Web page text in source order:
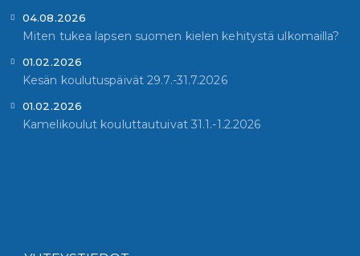
04.08.2026
Miten tukea lapsen suomen kielen kehitystä ulkomailla?
01.02.2026
Kesän koulutuspäivät 29.7.-31.7.2026
01.02.2026
Kamelikoulut kouluttautuivat 31.1.-1.2.2026